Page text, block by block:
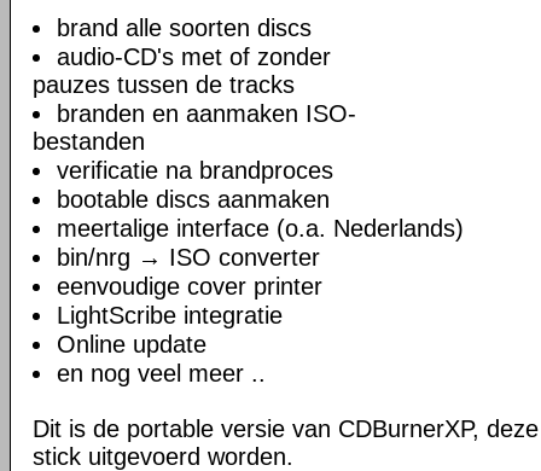
brand alle soorten discs
audio-CD's met of zonder
pauzes tussen de tracks
branden en aanmaken ISO-
bestanden
verificatie na brandproces
bootable discs aanmaken
meertalige interface (o.a. Nederlands)
bin/nrg → ISO converter
eenvoudige cover printer
LightScribe integratie
Online update
en nog veel meer ..
Dit is de portable versie van CDBurnerXP,
stick uitgevoerd worden.